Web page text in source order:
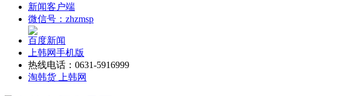
新闻客户端
微信号：zhzmsp
百度新闻
上韩网手机版
热线电话：0631-5916999
淘韩货 上韩网